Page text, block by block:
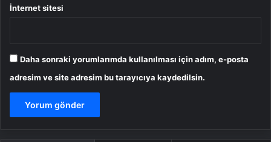
İnternet sitesi
Daha sonraki yorumlarımda kullanılması için adım, e-posta
adresim ve site adresim bu tarayıcıya kaydedilsin.